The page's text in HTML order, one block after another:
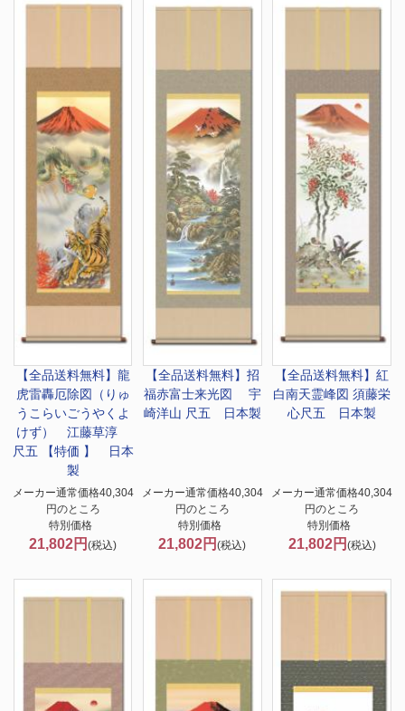
【全品送料無料】 龍
虎雷轟厄除図（りゅ
うこらいごうやくよ
けず） 江藤草淳
尺五 【特価 】 日本
製
メーカー通常価格40,304
円のところ
特別価格
21,802円(税込)
【全品送料無料】 招
福赤富士来光図 宇
崎洋山 尺五 日本製
メーカー通常価格40,304
円のところ
特別価格
21,802円(税込)
【全品送料無料】紅
白南天霊峰図 須藤栄
心尺五 日本製
メーカー通常価格40,304
円のところ
特別価格
21,802円 (税込)